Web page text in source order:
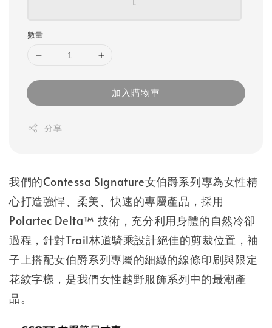
數量
加入購物車
分享
我們的Contessa Signature女伯爵系列專為女性精
心打造強悍、柔美、快速的專屬產品，採用
Polartec Delta™ 技術，充分利用身體的自然冷卻
過程，針對Trail林道騎乘設計絕佳的剪裁位置，袖
子上搭配女伯爵系列專屬的細緻的線條印刷與限定
花紋字樣，是我們女性越野服飾系列中的最潮產
品。